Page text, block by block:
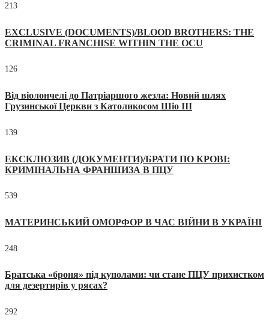
213
EXCLUSIVE (DOCUMENTS)/BLOOD BROTHERS: THE
CRIMINAL FRANCHISE WITHIN THE OCU
126
Від віолончелі до Патріаршого жезла: Новий шлях
Грузинської Церкви з Католикосом Шіо III
139
ЕКСКЛЮЗИВ (ДОКУМЕНТИ)/БРАТИ ПО КРОВІ:
КРИМІНАЛЬНА ФРАНШИЗА В ПЦУ
539
МАТЕРИНСЬКИЙ ОМОРФОР В ЧАС ВІЙНИ В УКРАЇНІ
248
Братська «броня» під куполами: чи стане ПЦУ прихистком
для дезертирів у рясах?
292